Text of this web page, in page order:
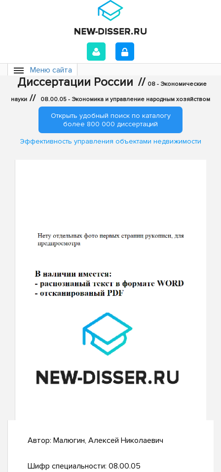
Меню сайта
Диссертации России // 08 - Экономические
науки // 08.00.05 - Экономика и управление народным хозяйством
Открыть удобный поиск по каталогу
более 800 000 диссертаций
Эффективность управления объектами недвижимости
Автор: Малюгин, Алексей Николаевич
Шифр специальности: 08.00.05